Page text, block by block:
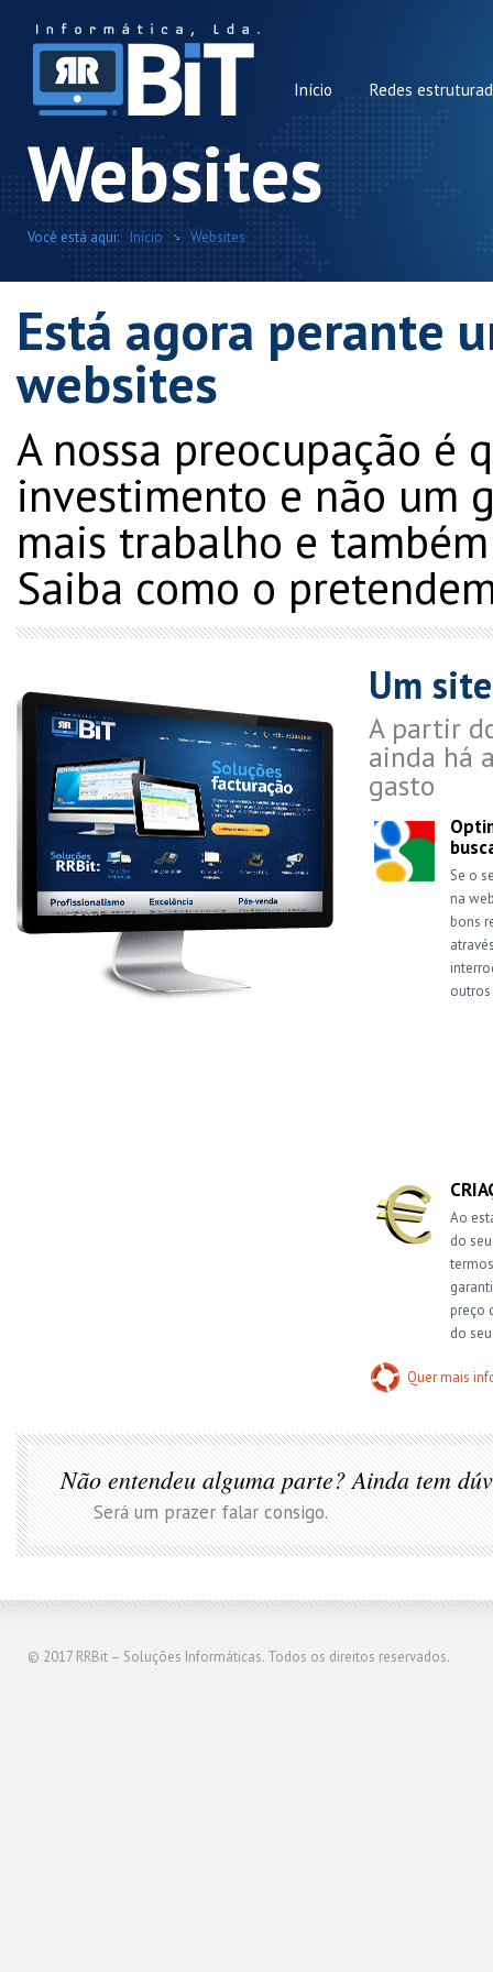
Início Redes
Websites
Você está aqui: Início Websites
Está agora perante
websites
A nossa preocupação é
investimento e não um
mais trabalho e
Saiba como o
Um
A partir
ainda há
gasto
Se o
na
bons
outros
Ao
do
preço
do
Quer mais
Não entendeu alguma parte? Ainda tem
Será um prazer falar consigo.
© 2017 RRBit – Soluções Informáticas. Todos os direitos reservados.